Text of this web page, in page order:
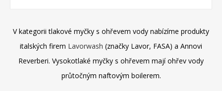
V kategorii tlakové myčky s ohřevem vody nabízíme produkty
italských firem Lavorwash (značky Lavor, FASA) a Annovi
Reverberi. Vysokotlaké myčky s ohřevem mají ohřev vody
průtočným naftovým boilerem.